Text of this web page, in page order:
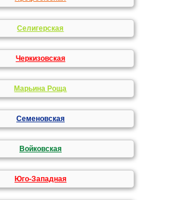
Селигерская
Черкизовская
Марьина Роща
Семеновская
Войковская
Юго-Западная